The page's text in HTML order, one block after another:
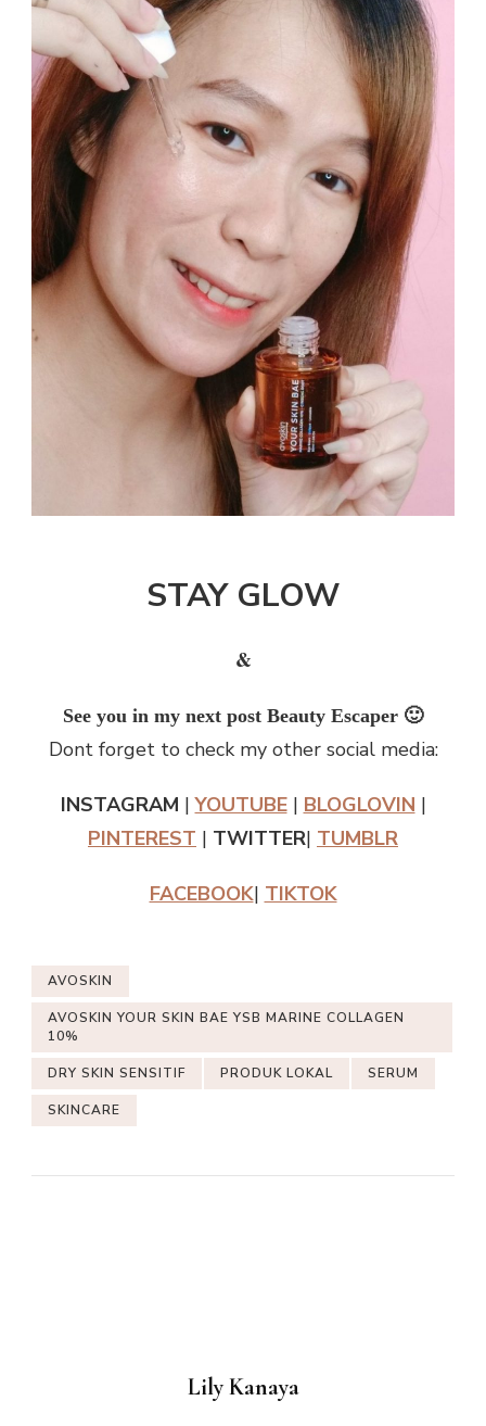
STAY GLOW
&
See you in my next post Beauty Escaper 🙂
Dont forget to check my other social media:
INSTAGRAM |YOUTUBE| BLOGLOVIN |
PINTEREST | TWITTER| TUMBLR
FACEBOOK| TIKTOK
AVOSKIN
AVOSKIN YOUR SKIN BAE YSB MARINE COLLAGEN
10%
DRY SKIN SENSITIF PRODUK LOKAL SERUM
SKINCARE
Lily Kanaya